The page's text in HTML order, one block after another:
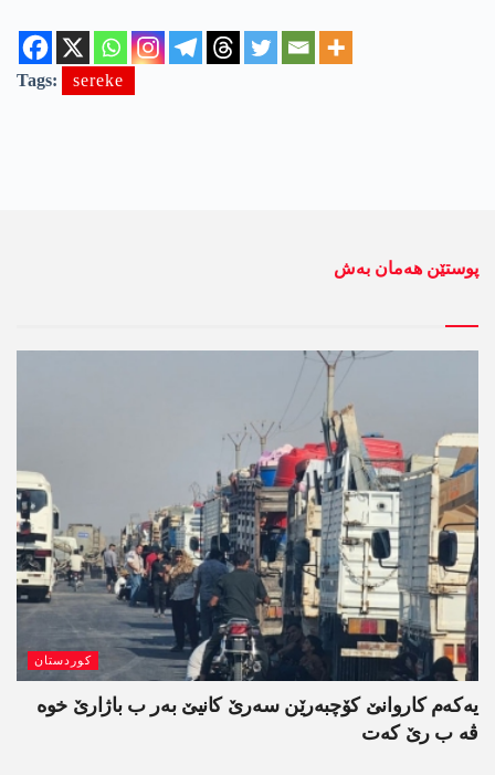
Tags: sereke
پوستێن ھەمان بەش
کوردستان
یەکەم کاروانێ کۆچبەرێن سەرێ کانیێ بەر ب باژارێ خوە
ڤە ب رێ کەت